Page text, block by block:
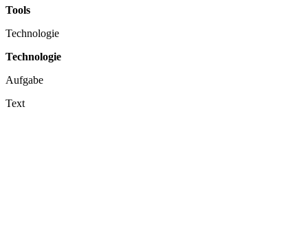
Tools
Technologie
Technologie
Aufgabe
Text